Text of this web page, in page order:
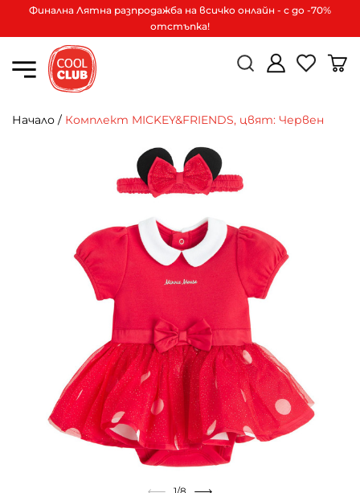
Финална Лятна разпродажба на всичко онлайн - с до -70%
отстъпка!
Начало / Комплект MICKEY&FRIENDS, цвят: Червен